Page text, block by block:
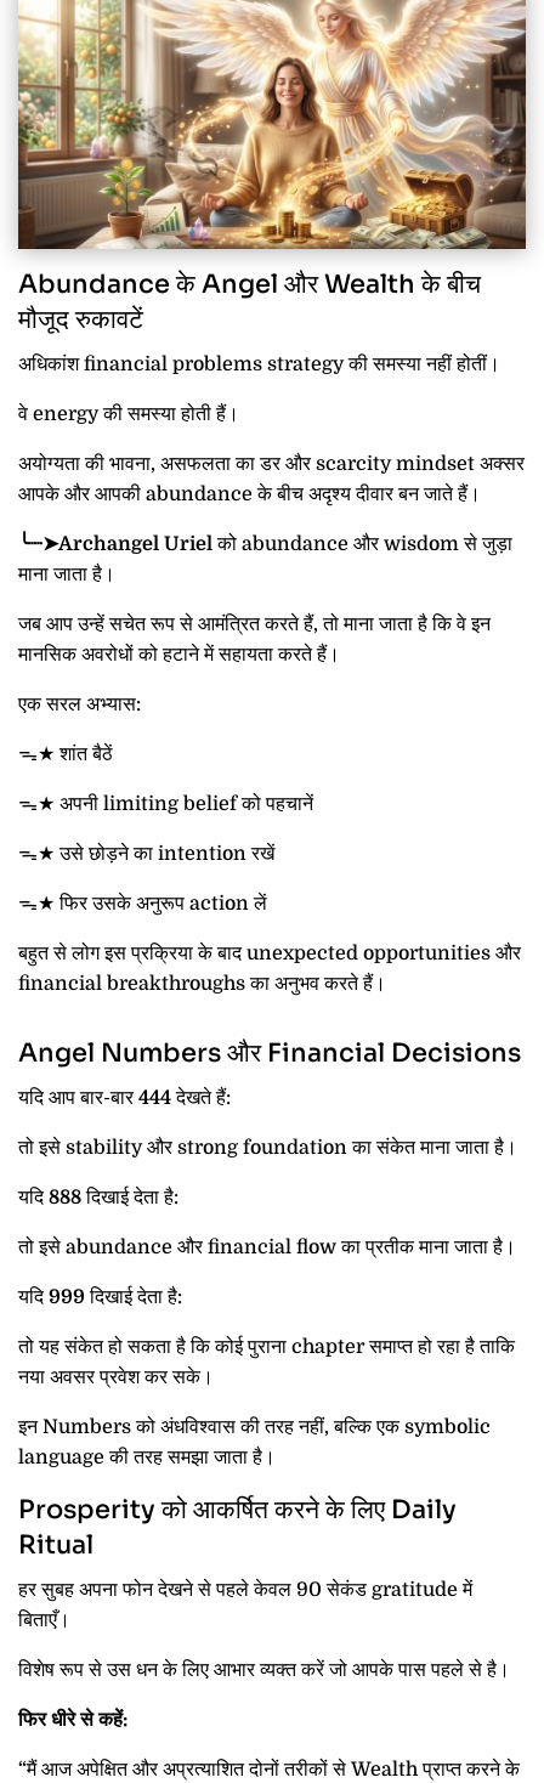
Abundance के Angel और Wealth के बीच
मौजूद रुकावटें
अधिकांश financial problems strategy की समस्या नहीं होतीं।
वे energy की समस्या होती हैं।
अयोग्यता की भावना, असफलता का डर और scarcity mindset अक्सर
आपके और आपकी abundance के बीच अदृश्य दीवार बन जाते हैं।
╰┈➤Archangel Urielको abundance और wisdom से जुड़ा
माना जाता है।
जब आप उन्हें सचेत रूप से आमंत्रित करते हैं, तो माना जाता है कि वे इन
मानसिक अवरोधों को हटाने में सहायता करते हैं।
एक सरल अभ्यास:
ᯓ★ शांत बैठें
ᯓ★ अपनी limiting belief को पहचानें
ᯓ★ उसे छोड़ने का intention रखें
ᯓ★ फिर उसके अनुरूप action लें
बहुत से लोग इस प्रक्रिया के बाद unexpected opportunities और
financial breakthroughs का अनुभव करते हैं।
Angel Numbers और Financial Decisions
यदि आप बार-बार444देखते हैं:
तो इसे stability और strong foundation का संकेत माना जाता है।
यदि888दिखाई देता है:
तो इसे abundance और financial flow का प्रतीक माना जाता है।
यदि999 दिखाई देता है:
तो यह संकेत हो सकता है कि कोई पुराना chapter समाप्त हो रहा है ताकि
नया अवसर प्रवेश कर सके।
इन Numbers को अंधविश्वास की तरह नहीं, बल्कि एक symbolic
language की तरह समझा जाता है।
Prosperity को आकर्षित करने के लिए Daily
Ritual
हर सुबह अपना फोन देखने से पहले केवल 90 सेकंड gratitude में
बिताएँ।
विशेष रूप से उस धन के लिए आभार व्यक्त करें जो आपके पास पहले से है।
फिर धीरे से कहें:
“मैं आज अपेक्षित और अप्रत्याशित दोनों तरीकों से Wealth प्राप्त करने के